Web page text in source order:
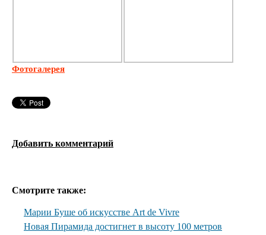
Фотогалерея
Добавить комментарий
Смотрите также:
Марии Буше об искусстве Art de Vivre
Новая Пирамида достигнет в высоту 100 метров